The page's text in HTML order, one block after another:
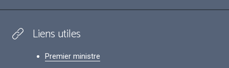
Liens utiles
Premier ministre